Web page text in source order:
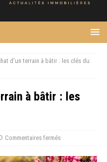
d’un terrain à bâtir : les clés du
à bâtir : les
Commentaires fermés